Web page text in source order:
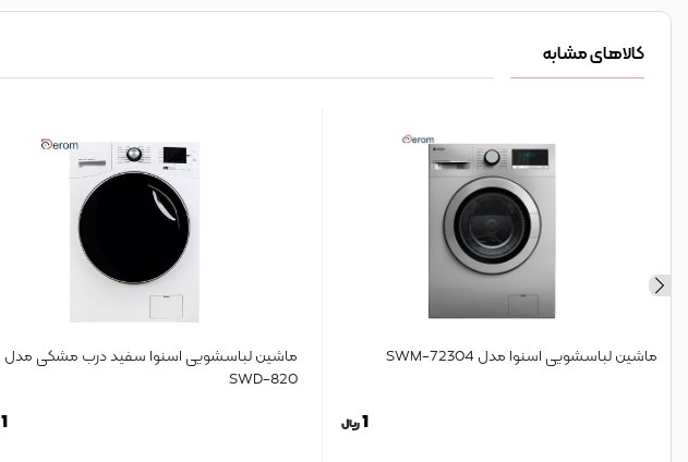
کالاهای مشابه
ماشین لباسشویی اسنوا مدل SWM-72304
1ریال
ماشین لباسشویی اسنوا سفید درب مشکی مدل
SWD-820
1